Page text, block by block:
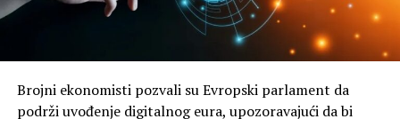
predvidi 25 najčešćih pokreta, uključujući pranje ruku,
skrolovanje po ekranu telefona, pranje posuđa,
korišćenje daljinskog upravljača ili kucanje po tastaturi.
Da bi uspjeli da zabilježe ovaj tip pokreta ruku, naučnici
Brojni ekonomisti pozvali su Evropski parlament da
podrži uvođenje digitalnog eura, upozoravajući da bi